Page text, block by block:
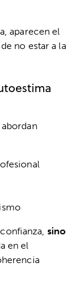
aparecen el
no estar a la
sino
en el